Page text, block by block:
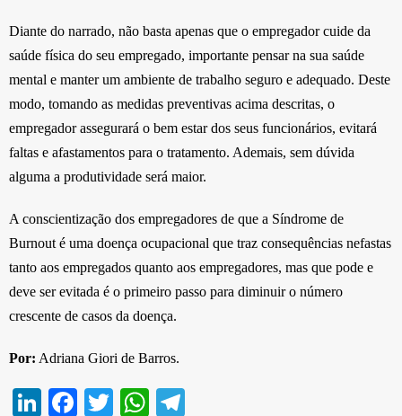
Diante do narrado, não basta apenas que o empregador cuide da
saúde física do seu empregado, importante pensar na sua saúde
mental e manter um ambiente de trabalho seguro e adequado. Deste
modo, tomando as medidas preventivas acima descritas, o
empregador assegurará o bem estar dos seus funcionários, evitará
faltas e afastamentos para o tratamento. Ademais, sem dúvida
alguma a produtividade será maior.
A conscientização dos empregadores de que a Síndrome de
Burnout é uma doença ocupacional que traz consequências nefastas
tanto aos empregados quanto aos empregadores, mas que pode e
deve ser evitada é o primeiro passo para diminuir o número
crescente de casos da doença.
Por: Adriana Giori de Barros.
Li
Fa T
W